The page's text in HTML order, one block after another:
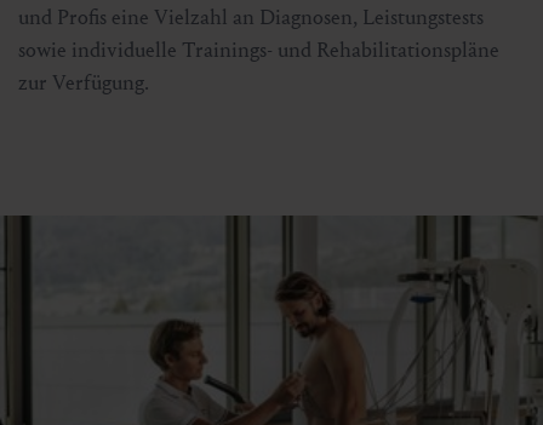
und Profis eine Vielzahl an Diagnosen, Leistungstests
sowie individuelle Trainings- und Rehabilitationspläne
zur Verfügung.